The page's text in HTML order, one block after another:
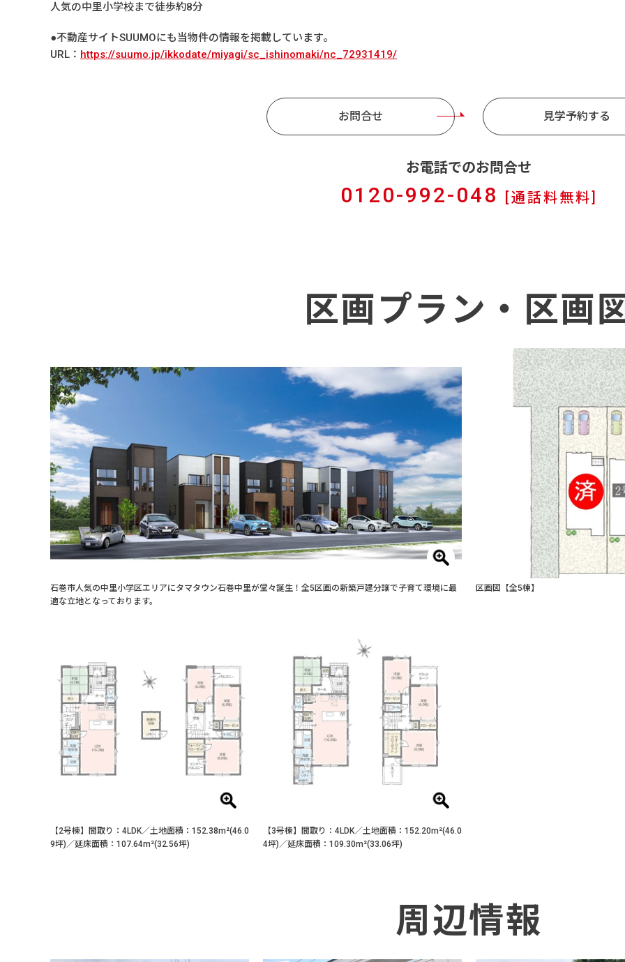
人気の中里小学校まで徒歩約8分
●不動産サイトSUUMOにも当物件の情報を掲載しています。
URL： https://suumo.jp/ikkodate/miyagi/sc_ishinomaki/nc_72931419/
お問合せ 見学予約する
お電話でのお問合せ
0120-992-048 [通話料無料]
区画プラン・区画
石巻市人気の中里小学区エリアにタマタウン石巻中里が堂々誕生！全5区画の新築戸建分譲で子育て環境に最
適な立地となっております。
区画図【全5棟】
【2号棟】間取り：4LDK／土地面積：152.38m²(46.0
9坪)／延床面積：107.64m²(32.56坪)
【3号棟】間取り：4LDK／土地面積：152.20m²(46.0
4坪)／延床面積：109.30m²(33.06坪)
周辺情報